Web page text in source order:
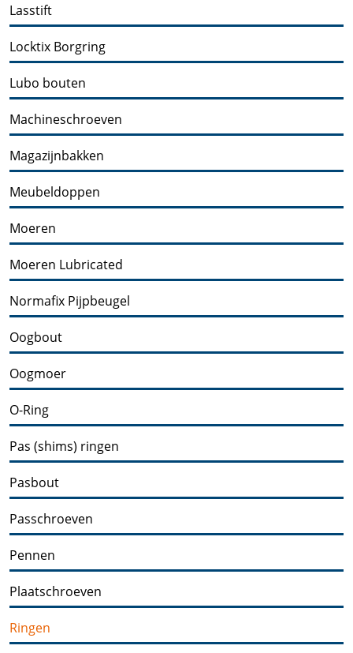
Lasstift
Locktix Borgring
Lubo bouten
Machineschroeven
Magazijnbakken
Meubeldoppen
Moeren
Moeren Lubricated
Normafix Pijpbeugel
Oogbout
Oogmoer
O-Ring
Pas (shims) ringen
Pasbout
Passchroeven
Pennen
Plaatschroeven
Ringen